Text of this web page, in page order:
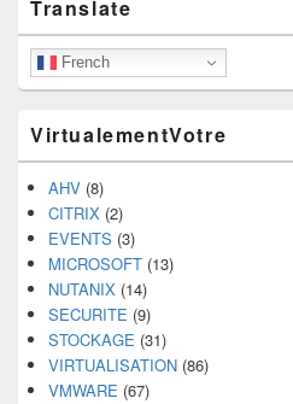
Sidebar
Widget
Area
Translate
French
VirtualementVotre
AHV (8)
CITRIX (2)
EVENTS (3)
MICROSOFT (13)
NUTANIX (14)
SECURITE (9)
STOCKAGE (31)
VIRTUALISATION (86)
VMWARE (67)